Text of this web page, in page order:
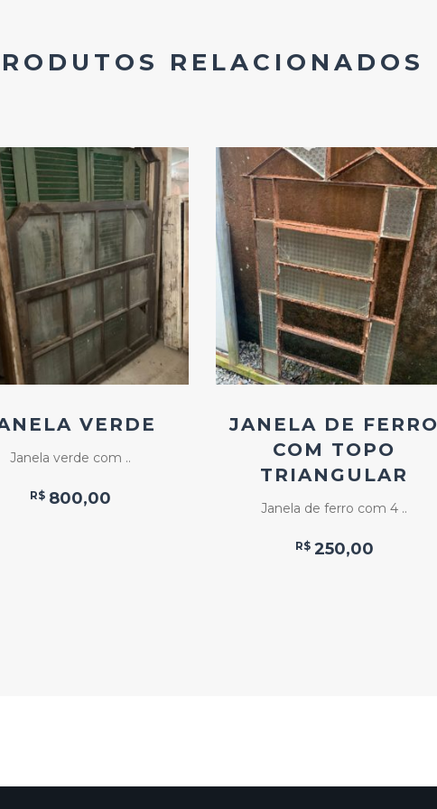
RELACIONADOS
Add
ao
Favoritos
VERDE
Janela verde com ..
R$ 800,00
Add
ao
Favoritos
JANELA DE FERRO
COM TOPO
TRIANGULAR
Janela de ferro com 4 ..
R$ 250,00